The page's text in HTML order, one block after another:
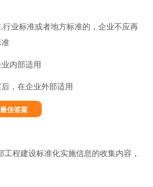
行业标准或者地方标准的，企业不应再
准
内部适用
，在企业外部适用
佳答案
工程建设标准化实施信息的收集内容，